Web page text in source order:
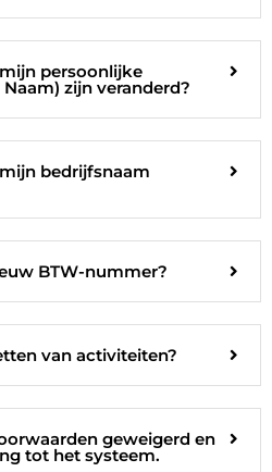
persoonlijke
zijn veranderd?
bedrijfsnaam
BTW-nummer?
van activiteiten?
geweigerd en
tot het systeem.